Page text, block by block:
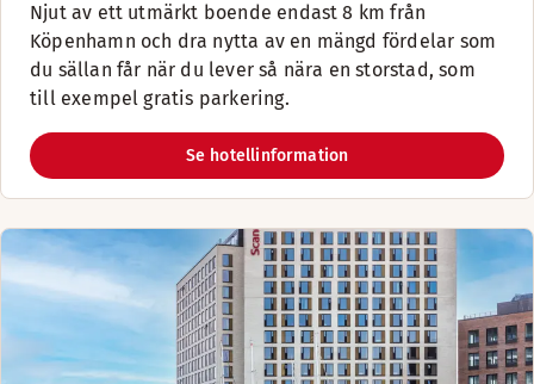
Njut av ett utmärkt boende endast 8 km från
Köpenhamn och dra nytta av en mängd fördelar som
du sällan får när du lever så nära en storstad, som
till exempel gratis parkering.
Se hotellinformation